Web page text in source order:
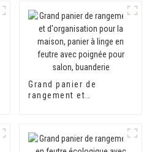
Grand panier de
rangement et
en feutre avec poignée
pour salon, buanderie